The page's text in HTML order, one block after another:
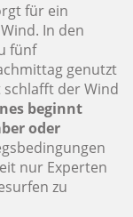
für ein
In den
fünf
genutzt
der Wind
beginnt
oder
nur Experten
zu